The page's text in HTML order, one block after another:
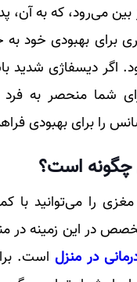
می‌رود، که به آن،
برای بهبودی خود
اگر دیسفاژی شدید
شما منحصر به
را برای بهبودی
چگونه است؟
را می‌توانید با
در این زمینه
در منزل است.